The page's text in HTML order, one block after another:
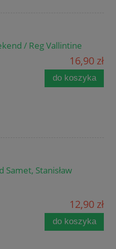
/ Reg Vallintine
16,90 zł
do koszyka
Stanisław
12,90 zł
do koszyka